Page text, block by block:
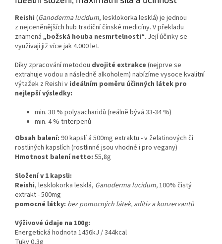
Reishi (Ganoderma lucidum, lesklokorka lesklá) je jednou
z nejceněnějších hub tradiční čínské medicíny. V překladu
znamená „božská houba nesmrtelnosti“. Její účinky se
využívají již více jak 4.000 let.
Díky zpracování metodou dvojité extrakce (nejprve se
extrahuje vodou a následně alkoholem) nabízíme vysoce kvalitní
výtažek z Reishi v ideálním poměru účinných látek pro
nejlepší výsledky:
min. 30 % polysacharidů (reálně bývá 33-34 %)
min. 4 % triterpenů
Obsah balení: 90 kapslí á 500mg extraktu - v želatinových či
rostliných kapslích (rostlinné jsou vhodné i pro vegany)
Hmotnost balení netto: 55,8g
Složení v 1 kapsli:
Reishi, lesklokorka lesklá, Ganoderma lucidum,100% čistý
extrakt - 500mg
pomocné látky: bez pomocných látek, aditiv a konzervantů
Výživové údaje na 100g:
Energetická hodnota 1456kJ / 344kcal
Tuky 0,3g